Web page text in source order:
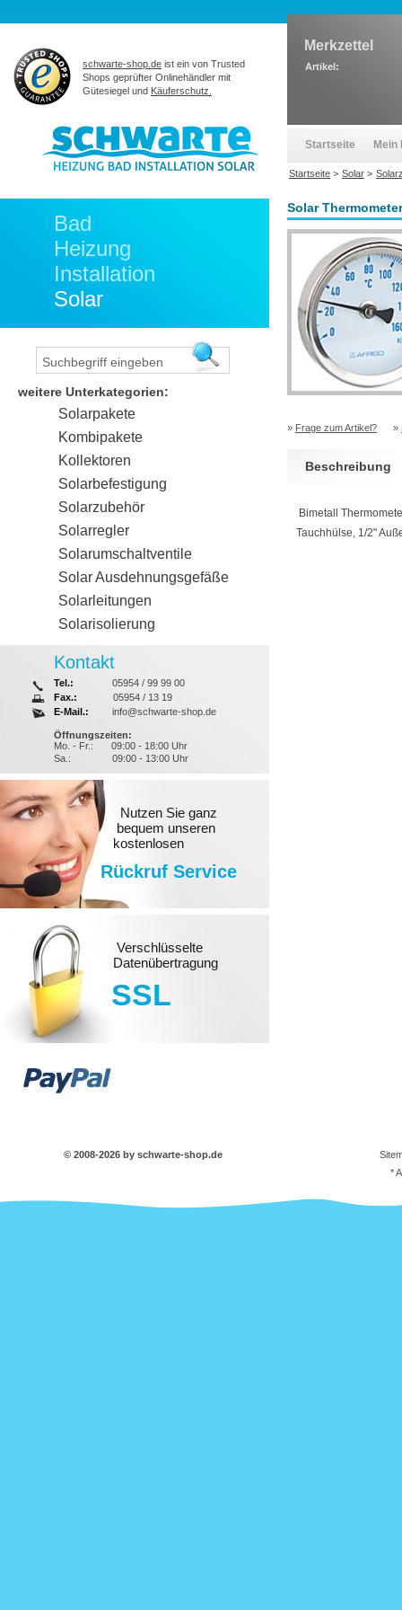
Solar
» Frage zum Artikel? »
Beschreibung
Bimetall
Tauchhülse, 1/2"
Bad
Heizung
Installation
Solar
weitere Unterkategorien:
Solarpakete
Kombipakete
Kollektoren
Solarbefestigung
Solarzubehör
Solarregler
Solarumschaltventile
Solar Ausdehnungsgefäße
Solarleitungen
Solarisolierung
Kontakt
Tel.:
05954 / 99 99 00
Fax.:
05954 / 13 19
E-Mail.:
info@schwarte-shop.de
Öffnungszeiten:
Mo. - Fr.:
09:00 - 18:00 Uhr
Sa.:
09:00 - 13:00 Uhr
Nutzen Sie ganz
bequem unseren
kostenlosen
Rückruf Service
Verschlüsselte
Datenübertragung
SSL
schwarte-shop.de ist ein von Trusted
Shops geprüfter Onlinehändler mit
Gütesiegel und Käuferschutz.
Merkzettel
Artikel:
Startseite Mein
Startseite > Solar >
© 2008-2026 by schwarte-shop.de
*